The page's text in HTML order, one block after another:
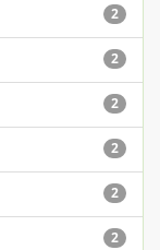
2
2
2
2
2
2